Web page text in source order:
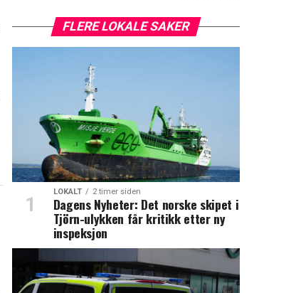
FLERE LOKALE SAKER
LOKALT 2 timer siden
Dagens Nyheter: Det norske skipet i
Tjörn-ulykken får kritikk etter ny
inspeksjon